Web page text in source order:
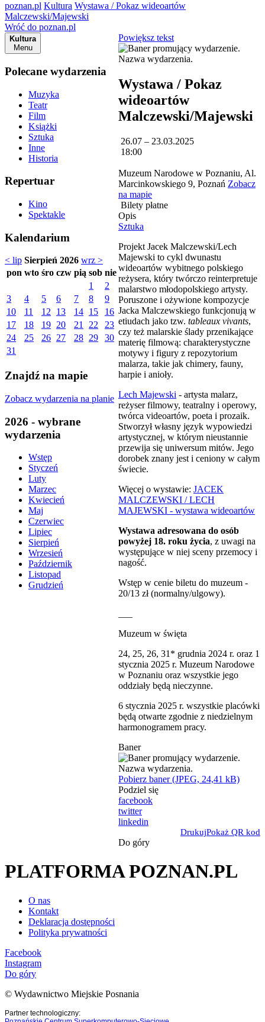
poznan.pl Kultura Wystawa / Pokaz wideoartów
Malczewski/Majewski
Wróć do poznan.pl
Kultura
Menu
Polecane wydarzenia
Muzyka
Teatr
Film
Książki
Sztuka
Inne
Historia
Repertuar
Kino
Spektakle
Kalendarium
< lip Sierpień 2026 wrz >
pon wto śro czw pią sob nie
1
2
3
4 5 6 7 8
9
10
11 12 13 14 15
16
17
18 19 20 21 22
23
24
25 26 27 28 29
30
31
Znajdź na mapie
Zobacz wydarzenia na planie
2026 - wybrane
wydarzenia
Wstęp
Styczeń
Luty
Marzec
Kwiecień
Maj
Czerwiec
Lipiec
Sierpień
Wrzesień
Październik
Listopad
Grudzień
Powiększ tekst
Wystawa / Pokaz
wideoartów
Malczewski/Majewski
26.07 – 23.03.2025
18:00
Muzeum Narodowe w Poznaniu, Al.
Marcinkowskiego 9, Poznań Zobacz
na mapie
Bilety płatne
Opis
Sztuka
Projekt Jacek Malczewski/Lech
Majewski to cykl dwunastu
wideoartów wybitnego polskiego
reżysera, który twórczo reinterpretuje
malarstwo młodopolskiego artysty.
Poruszone i ożywione kompozycje
Jacka Malczewskiego funkcjonują w
etiudach jako tzw. tableaux vivants,
czy też malarskie ślady przenikające
materię filmową: charakterystyczne
motywy i figury z repozytorium
malarza, takie jak chimery, fauny,
harpie i anioły.
Lech Majewski - artysta malarz,
reżyser filmowy, teatralny i operowy,
twórca videoartów, poeta i prozaik.
Stworzył własny język wypowiedzi
artystycznej, w którym nieustannie
przewija się uniwersum mitów. Jego
dorobek znany jest i ceniony w całym
świecie.
Więcej o wystawie: JACEK
MALCZEWSKI / LECH
MAJEWSKI - wystawa wideoartów
Wystawa adresowana do osób
powyżej 18. roku życia, z uwagi na
występujące w niej sceny przemocy i
nagość.
Wstęp w cenie biletu do muzeum -
20/13 zł (normalny/ulgowy).
Muzeum w święta
24, 25, 26, 31* grudnia 2024 r. oraz 1
stycznia 2025 r. Muzeum Narodowe
w Poznaniu oraz wszystkie jego
oddziały będą nieczynne.
6 stycznia 2025 r. wszystkie placówki
będą otwarte zgodnie z niedzielnym
harmonogramem pracy.
Baner
Pobierz baner (JPEG, 24,41 kB)
Podziel się
facebook
twitter
linkedin
DrukujPokaż QR kod
Do góry
PLATFORMA POZNAN.PL
O nas
Kontakt
Deklaracja dostępności
Polityka prywatności
Facebook
Instagram
Do góry
© Wydawnictwo Miejskie Posnania
Partner technologiczny: